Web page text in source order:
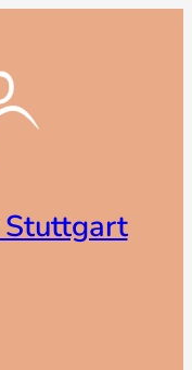
Stuttgart